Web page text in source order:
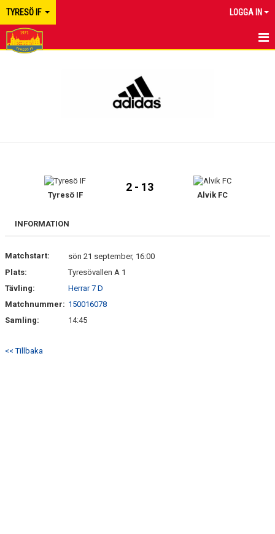
TYRESÖ IF LOGGA IN
BILDGALLERI
DOKUMENT
Tyresö IF
2 - 13
Alvik FC
INFORMATION
Matchstart:
sön 21 september, 16:00
Plats:
Tyresövallen A 1
Tävling:
Herrar 7 D
Matchnummer: 150016078
Samling:
14:45
<< Tillbaka